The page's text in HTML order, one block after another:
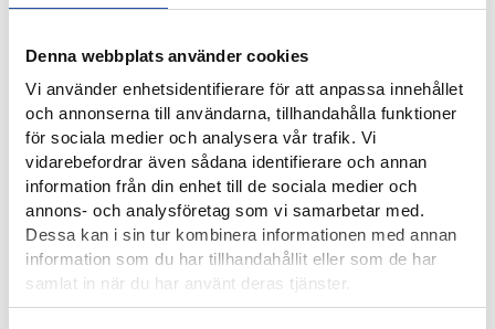
Denna webbplats använder cookies
Vi använder enhetsidentifierare för att anpassa innehållet
och annonserna till användarna, tillhandahålla funktioner
för sociala medier och analysera vår trafik. Vi
vidarebefordrar även sådana identifierare och annan
information från din enhet till de sociala medier och
annons- och analysföretag som vi samarbetar med.
Dessa kan i sin tur kombinera informationen med annan
information som du har tillhandahållit eller som de har
samlat in när du har använt deras tjänster.
8 AUGUSTI, 2026
NOELS STORA SHOW I 3-0-SEGERN – “OTROLIG KÄNSLA
MED VÅRA FANS”